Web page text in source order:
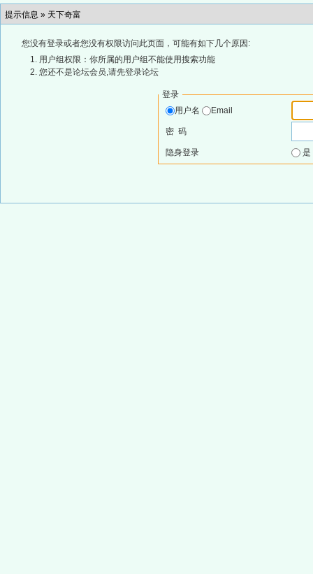
提示信息 » 天下奇富
您没有登录或者您没有权限访问此页面，可能有如下几个原因:
用户组权限：你所属的用户组不能使用搜索功能
您还不是论坛会员,请先登录论坛
登录
用户名
Email
密 码
隐身登录